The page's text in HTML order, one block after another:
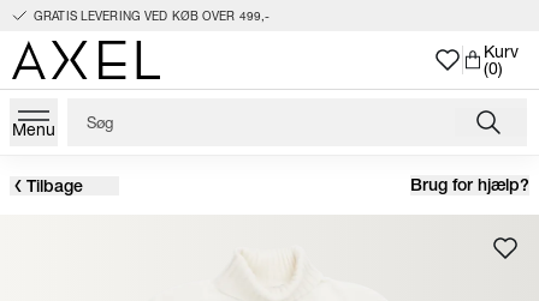
GRATIS LEVERING VED KØB OVER 499,-
Kurv
(0)
Menu
Tilbage Brug for hjælp?